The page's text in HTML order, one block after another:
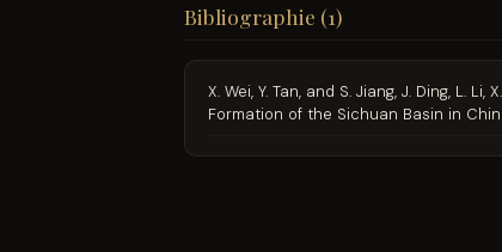
Bibliographie (1)
X. Wei, Y. Tan, and S. Jiang, J. Ding, L.
Formation of the Sichuan Basin in